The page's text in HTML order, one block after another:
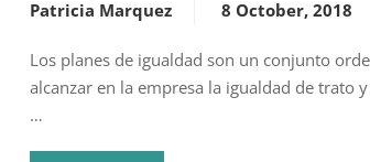
Patricia Marquez 8 October, 2018
Los planes de igualdad son un conjunto
alcanzar en la empresa la igualdad de trato
…